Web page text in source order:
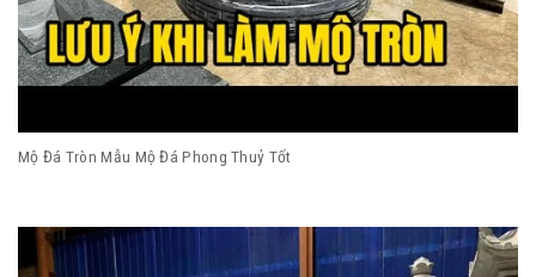
Mộ Đá Tròn Mẫu Mộ Đá Phong Thuỷ Tốt